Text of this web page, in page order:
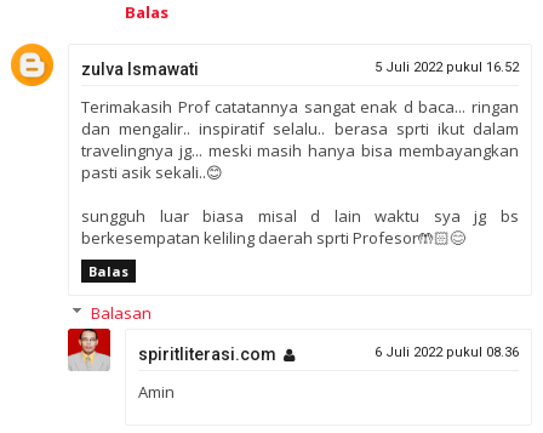
Balas
zulva Ismawati 5 Juli 2022 pukul 16.52
Terimakasih Prof catatannya sangat enak d baca... ringan
dan mengalir.. inspiratif selalu.. berasa sprti ikut dalam
travelingnya jg... meski masih hanya bisa membayangkan
pasti asik sekali..😊
sungguh luar biasa misal d lain waktu sya jg bs
berkesempatan keliling daerah sprti Profesor🤲🏻😊
Balas
Balasan
spiritliterasi.com 6 Juli 2022 pukul 08.36
Amin